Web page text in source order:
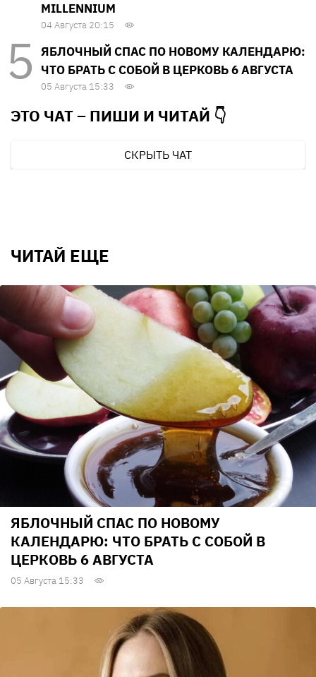
MILLENNIUM
04 Августа 20:15
ЯБЛОЧНЫЙ СПАС ПО НОВОМУ КАЛЕНДАРЮ:
ЧТО БРАТЬ С СОБОЙ В ЦЕРКОВЬ 6 АВГУСТА
05 Августа 15:33
ЭТО ЧАТ – ПИШИ И ЧИТАЙ 👇
СКРЫТЬ ЧАТ
ЧИТАЙ ЕЩЕ
ЯБЛОЧНЫЙ СПАС ПО НОВОМУ
КАЛЕНДАРЮ: ЧТО БРАТЬ С СОБОЙ В
ЦЕРКОВЬ 6 АВГУСТА
05 Августа 15:33